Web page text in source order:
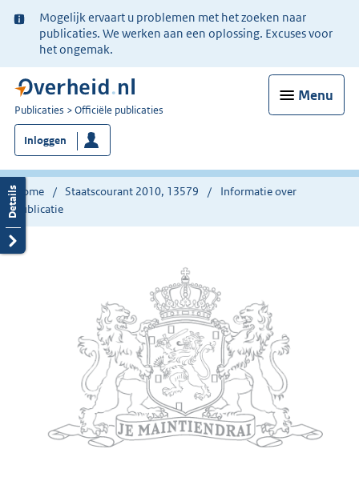
Ter
informatie:
Mogelijk ervaart u problemen met het zoeken naar
publicaties. We werken aan een oplossing. Excuses voor
het ongemak.
Menu
U
bent
nu
hier:
Publicaties Officiële publicaties
Inloggen
Home Staatscourant 2010, 13579
Informatie over
publicatie